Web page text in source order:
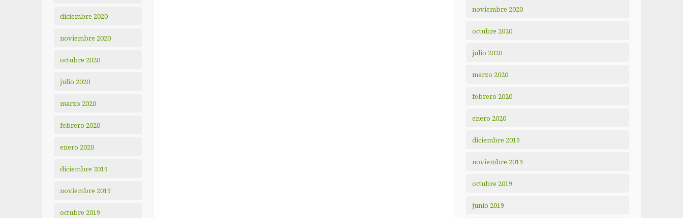
diciembre 2020
noviembre 2020
octubre 2020
julio 2020
marzo 2020
febrero 2020
enero 2020
diciembre 2019
noviembre 2019
octubre 2019
noviembre 2020
octubre 2020
julio 2020
marzo 2020
febrero 2020
enero 2020
diciembre 2019
noviembre 2019
octubre 2019
junio 2019